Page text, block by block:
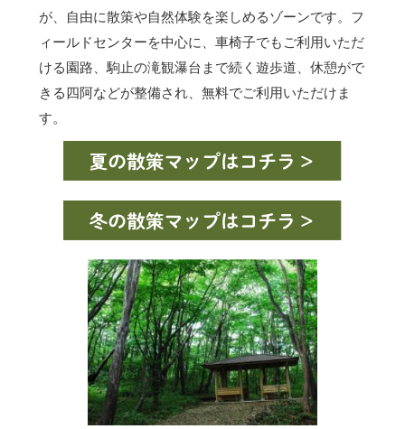
が、自由に散策や自然体験を楽しめるゾーンです。フ
ィールドセンターを中心に、車椅子でもご利用いただ
ける園路、駒止の滝観瀑台まで続く遊歩道、休憩がで
きる四阿などが整備され、無料でご利用いただけま
す。